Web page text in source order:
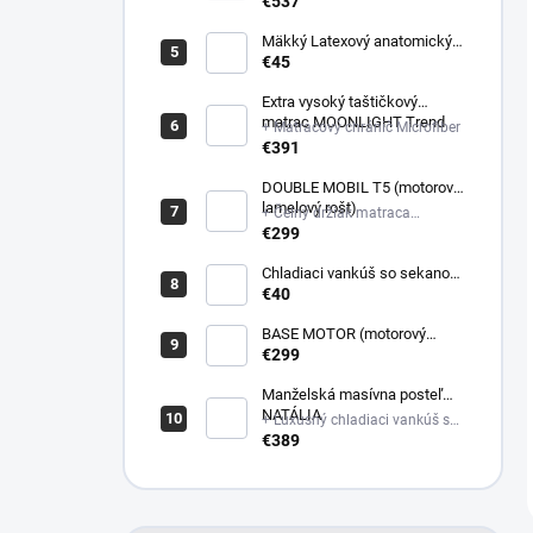
Mäkký Latexový anatomický
vankúš
€45
Extra vysoký taštičkový
matrac MOONLIGHT Trend
+ Matracový chránič Microfiber
€391
DOUBLE MOBIL T5 (motorový
lamelový rošt)
+ Čelný držiak matraca
plastový
€299
Chladiaci vankúš so sekanou
pamäťovou penou
€40
BASE MOTOR (motorový
latový rošt)
€299
Manželská masívna posteľ
NATÁLIA
+ Luxusný chladiaci vankúš so
sekanou pamäťovou penou
€389